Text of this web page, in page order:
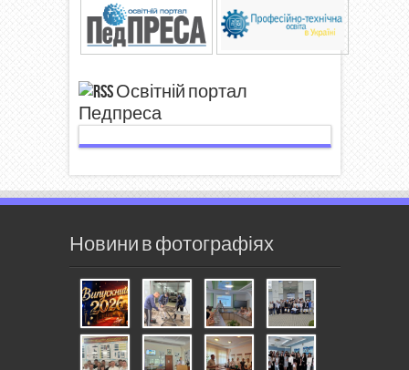
Освітній портал
Педпреса
Новини в фотографіях